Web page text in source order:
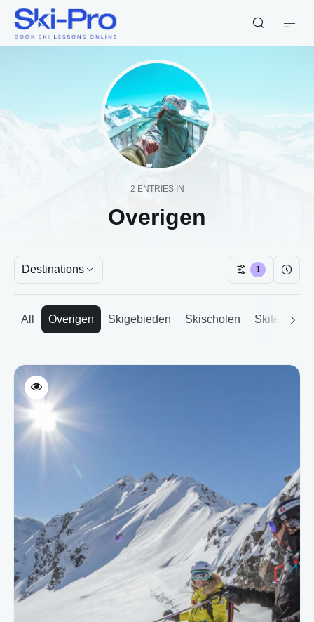
Ski-
Pro
2 ENTRIES IN
Overigen
Destinations
All Overigen Skigebieden Skischolen
1